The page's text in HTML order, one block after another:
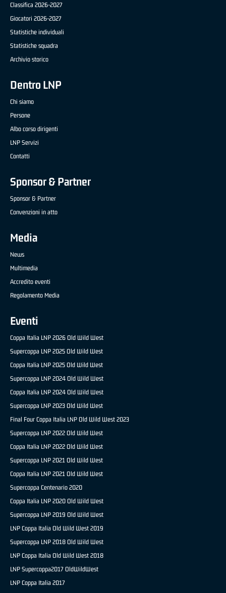
Classifica 2026-2027
Giocatori 2026-2027
Statistiche individuali
Statistiche squadra
Archivio storico
Dentro LNP
Chi siamo
Persone
Albo corso dirigenti
LNP Servizi
Contatti
Sponsor & Partner
Sponsor & Partner
Convenzioni in atto
Media
News
Multimedia
Accredito eventi
Regolamento Media
Eventi
Coppa Italia LNP 2026 Old Wild West
Supercoppa LNP 2025 Old Wild West
Coppa Italia LNP 2025 Old Wild West
Supercoppa LNP 2024 Old Wild West
Coppa Italia LNP 2024 Old Wild West
Supercoppa LNP 2023 Old Wild West
Final Four Coppa Italia LNP Old Wild West 2023
Supercoppa LNP 2022 Old Wild West
Coppa Italia LNP 2022 Old Wild West
Supercoppa LNP 2021 Old Wild West
Coppa Italia LNP 2021 Old Wild West
Supercoppa Centenario 2020
Coppa Italia LNP 2020 Old Wild West
Supercoppa LNP 2019 Old Wild West
LNP Coppa Italia Old Wild West 2019
Supercoppa LNP 2018 Old Wild West
LNP Coppa Italia Old Wild West 2018
LNP Supercoppa2017 OldWildWest
LNP Coppa Italia 2017